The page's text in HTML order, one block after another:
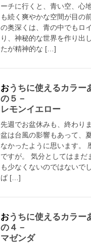
ーチに行くと、青い空、心
も続く爽やかな空間が目の
の奥深くは、青の中でもロ
り、神秘的な世界を作り出
たが精神的な […]
おうちに使えるカラーあれこれ －そ
の５－
レモンイエロー
先週でお盆休みも、終わり
盆は台風の影響もあって、
なかったように思います。
ですが。 気分としてはまだ
も少なくないのではないで
ば […]
おうちに使えるカラーあれこれ －そ
の４－
マゼンダ